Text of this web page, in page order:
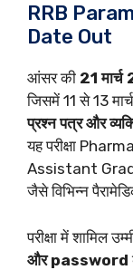
RRB
Date Out
आंसर की 21
जिसमें 11 से 13
प्रश्न पत्र और
यह परीक्षा
Assistant
जैसे विभिन्न
परीक्षा में शामिल
और password